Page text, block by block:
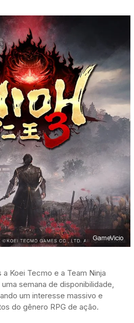
GameVicio
Koei Tecmo e a Team Ninja
semana de disponibilidade,
um interesse massivo e
do gênero RPG de ação.